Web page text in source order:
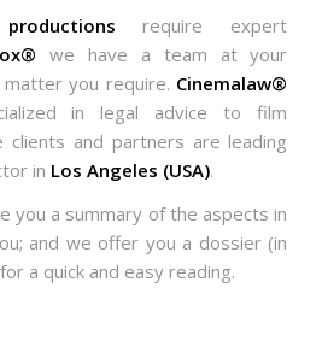
require expert
we have a team at your
matter you require. Cinemalaw®
in legal advice to film
clients and partners are leading
in Los Angeles (USA).
you a summary of the aspects in
and we offer you a dossier (in
a quick and easy reading.